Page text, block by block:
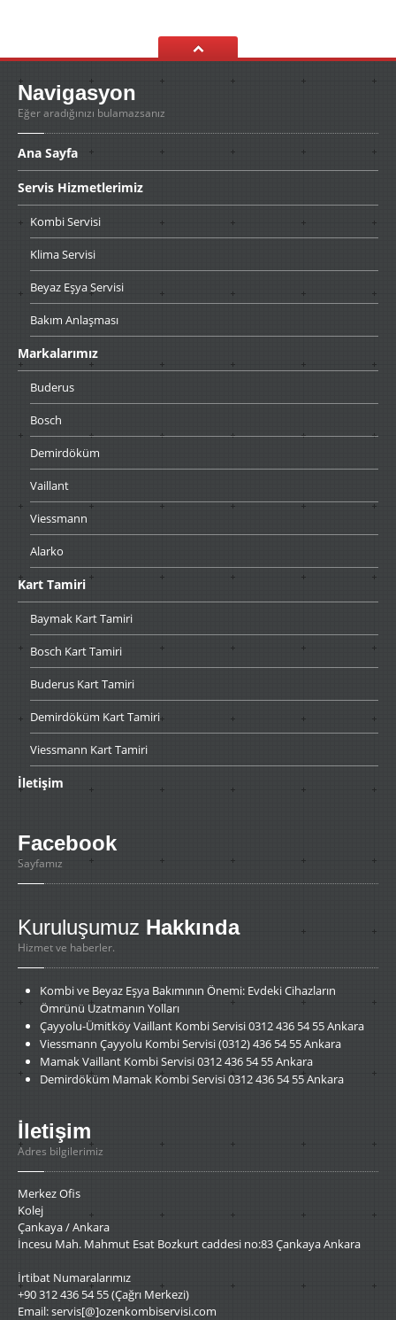
Navigasyon
Eğer aradığınızı bulamazsanız
Ana Sayfa
Servis Hizmetlerimiz
KombiServisi
KlimaServisi
Beyaz Eşya Servisi
Bakım Anlaşması
Markalarımız
Buderus
Bosch
Demirdöküm
Vaillant
Viessmann
Alarko
Kart Tamiri
Baymak Kart Tamiri
Bosch Kart Tamiri
Buderus Kart Tamiri
Demirdöküm Kart Tamiri
Viessmann Kart Tamiri
İletişim
Facebook
Sayfamız
Kuruluşumuz Hakkında
Hizmet ve haberler.
Kombive Beyaz Eşya Bakımının Önemi: Evdeki Cihazların
Ömrünü Uzatmanın Yolları
Çayyolu-ÜmitköyVaillant Kombi Servisi 0312 436 54 55 Ankara
Viessmann Çayyolu Kombi Servisi (0312) 436 54 55 Ankara
Mamak Vaillant Kombi Servisi 0312 436 54 55 Ankara
Demirdöküm Mamak Kombi Servisi 0312 436 54 55 Ankara
İletişim
Adres bilgilerimiz
Merkez Ofis
Kolej
Çankaya / Ankara
İncesu Mah. Mahmut Esat Bozkurt caddesi no:83 Çankaya Ankara
İrtibat Numaralarımız
+90 312 436 54 55 (Çağrı Merkezi)
Email: servis[@]ozenkombiservisi.com